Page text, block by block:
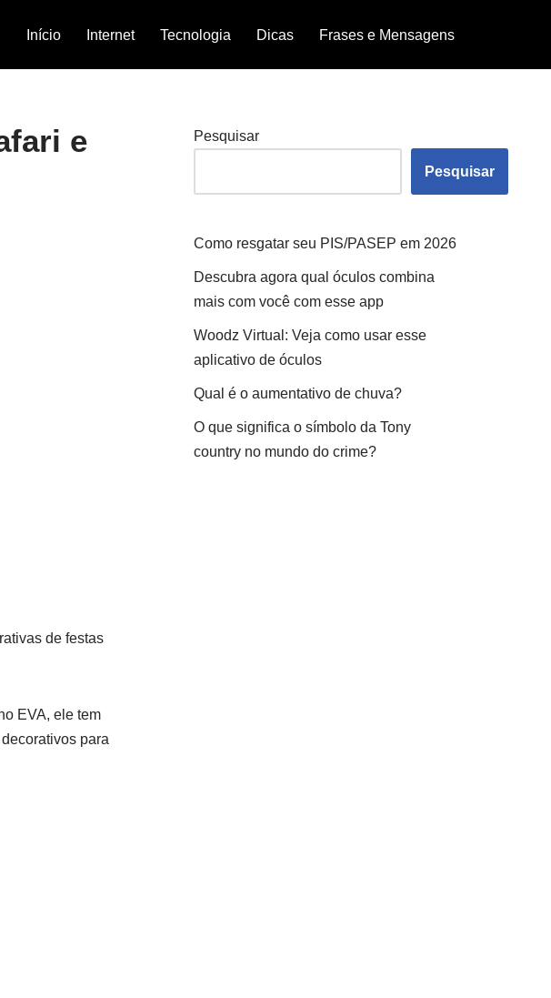
Início Internet Tecnologia Dicas Frases e Mensagens
e
de festas
EVA, ele tem
para
Pesquisar
Pesquisar
Como resgatar seu PIS/PASEP em 2026
Descubra agora qual óculos combina
mais com você com esse app
Woodz Virtual: Veja como usar esse
aplicativo de óculos
Qual é o aumentativo de chuva?
O que significa o símbolo da Tony
country no mundo do crime?